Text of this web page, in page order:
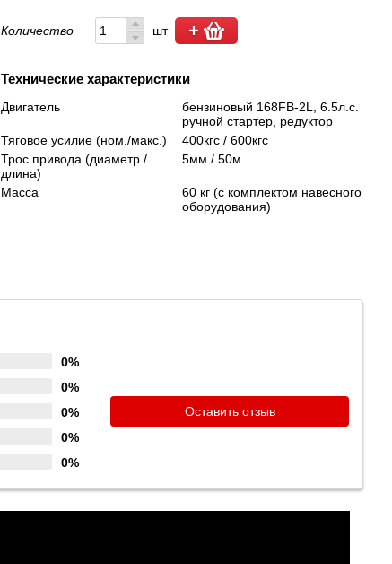
Количество шт
Технические характеристики
Двигатель
бензиновый 168FB-2L, 6.5л.с.
ручной стартер, редуктор
Тяговое усилие (ном./макс.)
400кгс / 600кгс
Трос привода (диаметр /
длина)
5мм / 50м
Масса
60 кг (с комплектом навесного
оборудования)
0%
0%
0%
0%
0%
Оставить отзыв